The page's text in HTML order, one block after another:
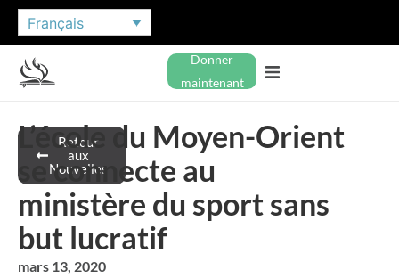
Français
Donner
maintenant
Retour
aux
Nouvelles
L’école du Moyen-Orient
se connecte au
ministère du sport sans
but lucratif
mars 13, 2020